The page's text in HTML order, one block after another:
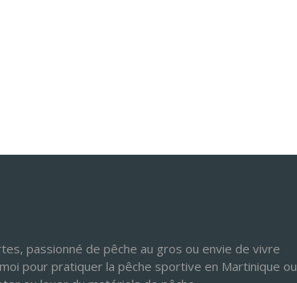
passionné de pêche au gros ou envie de vivre
pour pratiquer la pêche sportive en Martinique ou